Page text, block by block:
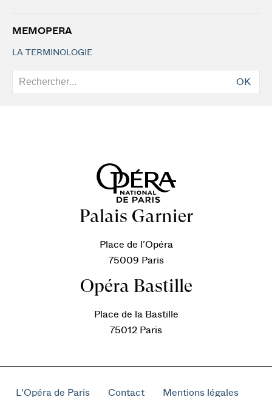
MEMOPERA
LA TERMINOLOGIE
OK
Palais Garnier
Place de l’Opéra
75009 Paris
Opéra Bastille
Place de la Bastille
75012 Paris
L'Opéra de Paris Contact Mentions légales